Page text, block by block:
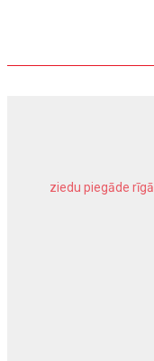
ziedu piegāde rīgā